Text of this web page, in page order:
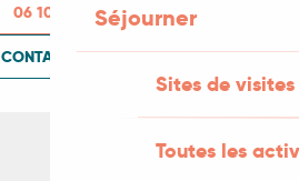
Séjourner
Sites de visites
Toutes les
06 10 69 16▒▒
CONTACTEZ-NOUS